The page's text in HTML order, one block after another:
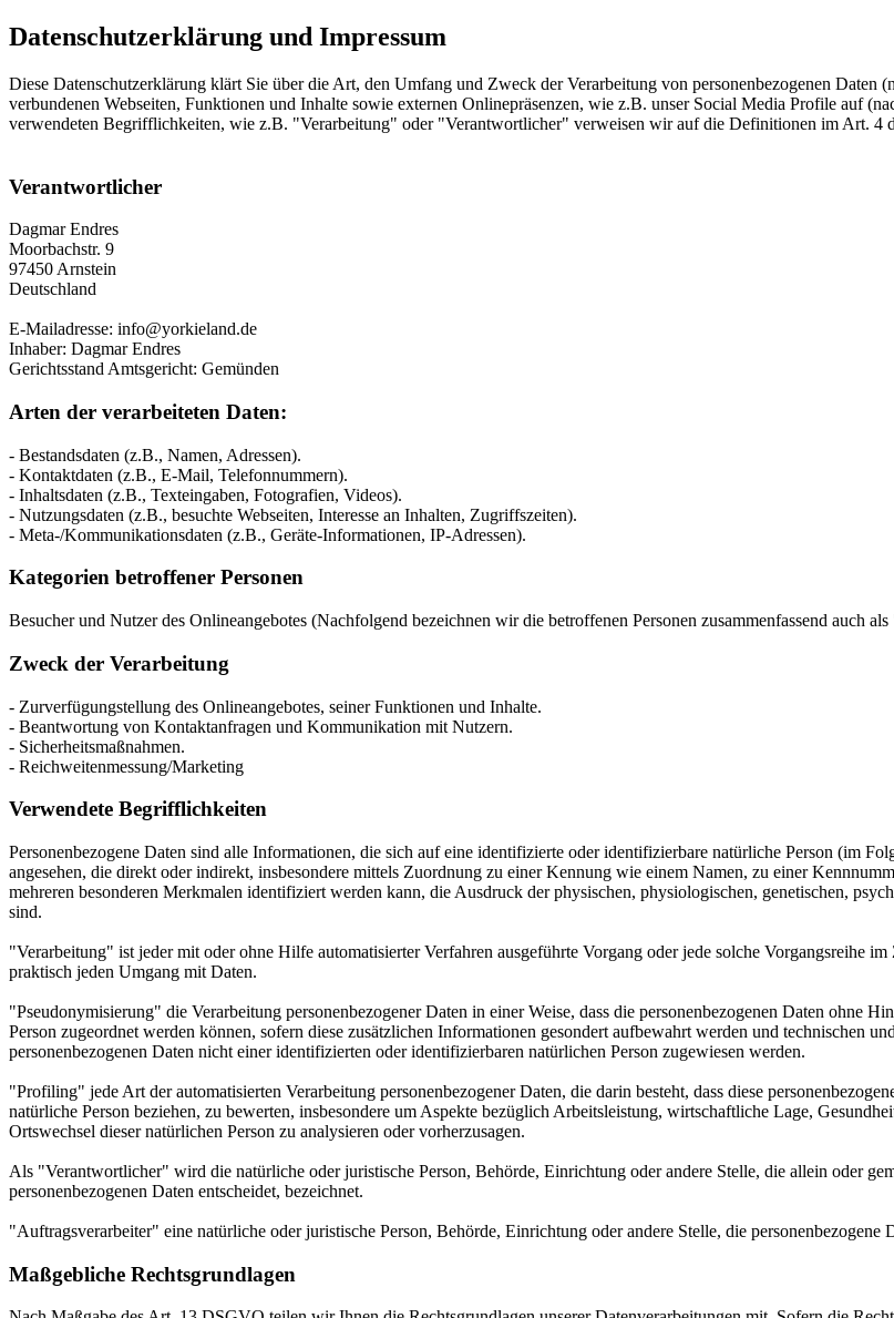
Datenschutzerklärung und Impressum
Diese Datenschutzerklärung klärt Sie über die Art, den Umfang und Zweck der Verarbeitung von personenbezogenen
verbundenen Webseiten, Funktionen und Inhalte sowie externen Onlinepräsenzen, wie z.B. unser Social Media Profile auf
verwendeten Begrifflichkeiten, wie z.B. "Verarbeitung" oder "Verantwortlicher" verweisen wir auf die Definitionen im Art. 4
Verantwortlicher
Dagmar Endres
Moorbachstr. 9
97450 Arnstein
Deutschland
E-Mailadresse: info@yorkieland.de
Inhaber: Dagmar Endres
Gerichtsstand Amtsgericht: Gemünden
Arten der verarbeiteten Daten:
- Bestandsdaten (z.B., Namen, Adressen).
- Kontaktdaten (z.B., E-Mail, Telefonnummern).
- Inhaltsdaten (z.B., Texteingaben, Fotografien, Videos).
- Nutzungsdaten (z.B., besuchte Webseiten, Interesse an Inhalten, Zugriffszeiten).
- Meta-/Kommunikationsdaten (z.B., Geräte-Informationen, IP-Adressen).
Kategorien betroffener Personen
Besucher und Nutzer des Onlineangebotes (Nachfolgend bezeichnen wir die betroffenen Personen zusammenfassend auch
Zweck der Verarbeitung
- Zurverfügungstellung des Onlineangebotes, seiner Funktionen und Inhalte.
- Beantwortung von Kontaktanfragen und Kommunikation mit Nutzern.
- Sicherheitsmaßnahmen.
- Reichweitenmessung/Marketing
Verwendete Begrifflichkeiten
Personenbezogene Daten sind alle Informationen, die sich auf eine identifizierte oder identifizierbare natürliche Person (im
angesehen, die direkt oder indirekt, insbesondere mittels Zuordnung zu einer Kennung wie einem Namen, zu einer
mehreren besonderen Merkmalen identifiziert werden kann, die Ausdruck der physischen, physiologischen, genetischen,
sind.
"Verarbeitung" ist jeder mit oder ohne Hilfe automatisierter Verfahren ausgeführte Vorgang oder jede solche Vorgangsreihe
praktisch jeden Umgang mit Daten.
"Pseudonymisierung" die Verarbeitung personenbezogener Daten in einer Weise, dass die personenbezogenen Daten ohne
Person zugeordnet werden können, sofern diese zusätzlichen Informationen gesondert aufbewahrt werden und technischen
personenbezogenen Daten nicht einer identifizierten oder identifizierbaren natürlichen Person zugewiesen werden.
"Profiling" jede Art der automatisierten Verarbeitung personenbezogener Daten, die darin besteht, dass diese
natürliche Person beziehen, zu bewerten, insbesondere um Aspekte bezüglich Arbeitsleistung, wirtschaftliche Lage,
Ortswechsel dieser natürlichen Person zu analysieren oder vorherzusagen.
Als "Verantwortlicher" wird die natürliche oder juristische Person, Behörde, Einrichtung oder andere Stelle, die allein oder
personenbezogenen Daten entscheidet, bezeichnet.
"Auftragsverarbeiter" eine natürliche oder juristische Person, Behörde, Einrichtung oder andere Stelle, die
Maßgebliche Rechtsgrundlagen